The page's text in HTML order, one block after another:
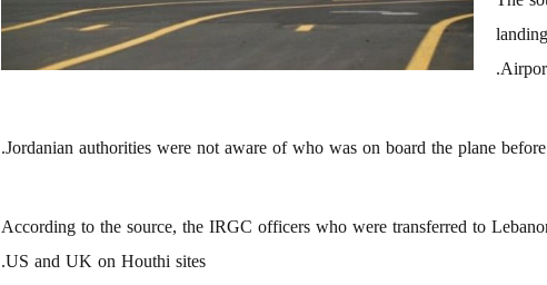
Jordanian authorities were not aware of who was on board the plane
According to the source, the ‎IRGC officers who were transferred to
US and UK on Houthi sites.